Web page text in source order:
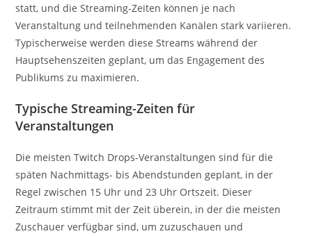
statt, und die Streaming-Zeiten können je nach
Veranstaltung und teilnehmenden Kanälen stark variieren.
Typischerweise werden diese Streams während der
Hauptsehenszeiten geplant, um das Engagement des
Publikums zu maximieren.
Typische Streaming-Zeiten für
Veranstaltungen
Die meisten Twitch Drops-Veranstaltungen sind für die
späten Nachmittags- bis Abendstunden geplant, in der
Regel zwischen 15 Uhr und 23 Uhr Ortszeit. Dieser
Zeitraum stimmt mit der Zeit überein, in der die meisten
Zuschauer verfügbar sind, um zuzuschauen und